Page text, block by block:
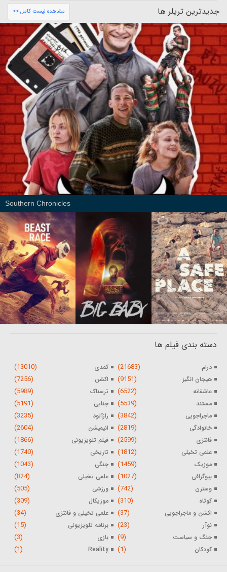
جدیدترین تریلر ها مشاهده لیست کامل >>
Southern Chronicles
دسته بندی فیلم ها
درام (21683) کمدی (13010)
هیجان انگیز (9151) اکشن (7256)
عاشقانه (6522) ترسناک (5989)
مستند (5539) جنایی (5191)
ماجراجویی (3842) رازآلود (3235)
خانوادگی (2819) انیمیشن (2604)
فانتزی (2599) فیلم تلویزیونی (1866)
علمی تخیلی (1812) تاریخی (1740)
موزیک (1459) جنگی (1043)
بیوگرافی (1027) علمی تخیلی (824)
وسترن (742) ورزشی (505)
کوتاه (310) موزیکال (309)
اکشن و ماجراجویی (37) علمی تخیلی و فانتزی (34)
نوآر (23) برنامه تلویزیونی (15)
جنگ و سیاست (9) بازی (3)
کودکان (1)
Reality
(1)